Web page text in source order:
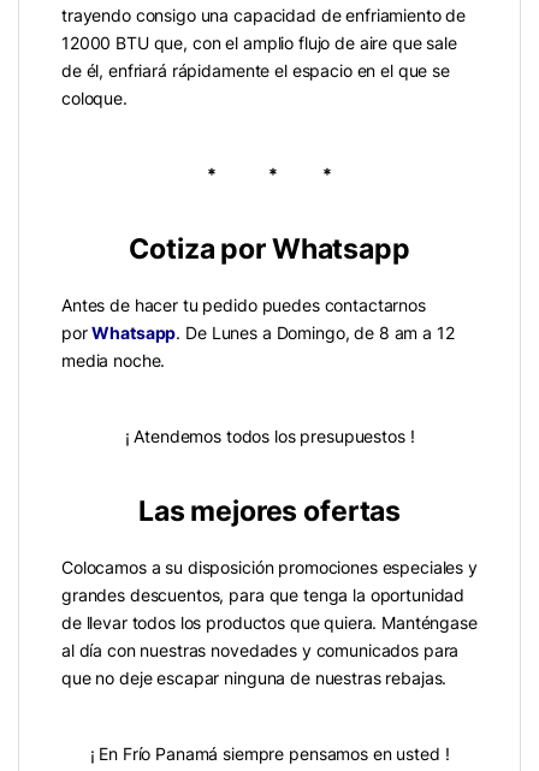
trayendo consigo una capacidad de enfriamiento de
12000 BTU que, con el amplio flujo de aire que sale
de él, enfriará rápidamente el espacio en el que se
coloque.
* * *
Cotiza por Whatsapp
Antes de hacer tu pedido puedes contactarnos
porWhatsapp. De Lunes a Domingo, de 8 am a 12
media noche.
¡ Atendemos todos los presupuestos !
Las mejores ofertas
Colocamos a su disposición promociones especiales y
grandes descuentos, para que tenga la oportunidad
de llevar todos los productos que quiera. Manténgase
al día con nuestras novedades y comunicados para
que no deje escapar ninguna de nuestras rebajas.
¡ En Frío Panamá siempre pensamos en usted !